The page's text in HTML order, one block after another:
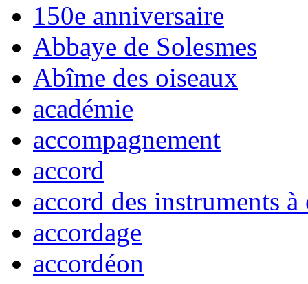
150e anniversaire
Abbaye de Solesmes
Abîme des oiseaux
académie
accompagnement
accord
accord des instruments
accordage
accordéon